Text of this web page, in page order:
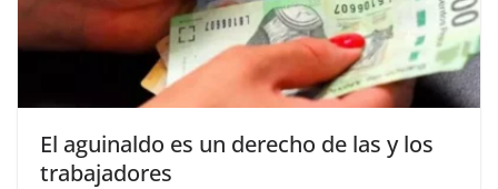
El aguinaldo es un derecho de las y los
trabajadores